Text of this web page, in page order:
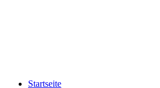
Startseite